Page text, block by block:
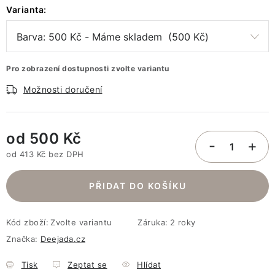
Varianta:
Pro zobrazení dostupnosti zvolte variantu
Možnosti doručení
od 500 Kč
od 413 Kč bez DPH
PŘIDAT DO KOŠÍKU
Kód zboží: Zvolte variantu Záruka: 2 roky
Značka: Deejada.cz
Tisk Zeptat se Hlídat